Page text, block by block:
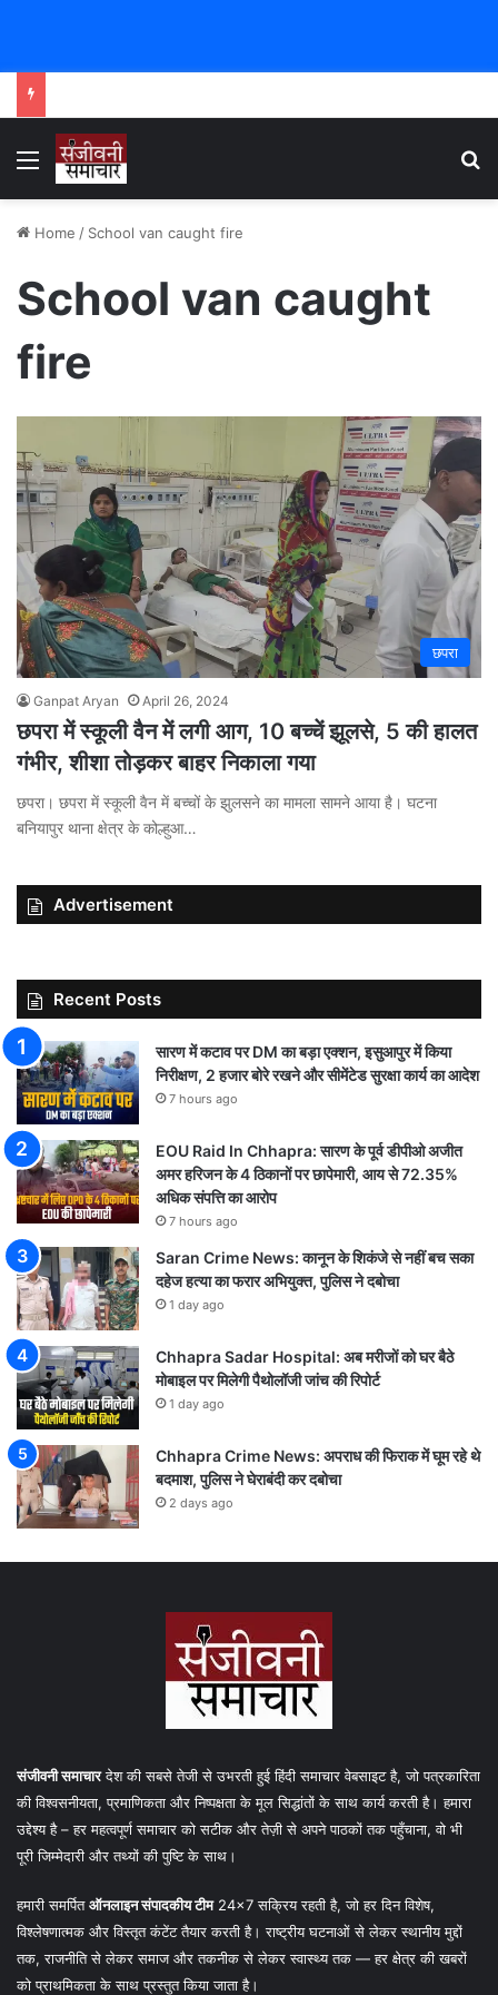
Menu
Home / School van caught fire
School van caught
fire
छपरा
Ganpat Aryan April 26, 2024
छपरा में स्कूली वैन में लगी आग, 10 बच्चें झूलसे, 5 की हालत
गंभीर, शीशा तोड़कर बाहर निकाला गया
छपरा। छपरा में स्कूली वैन में बच्चों के झुलसने का मामला सामने आया है। घटना
बनियापुर थाना क्षेत्र के कोल्हुआ…
Advertisement
Recent Posts
सारण में कटाव पर DM का बड़ा एक्शन, इसुआपुर में किया
निरीक्षण, 2 हजार बोरे रखने और सीमेंटेड सुरक्षा कार्य का आदेश
7 hours ago
EOU Raid In Chhapra: सारण के पूर्व डीपीओ अजीत
अमर हरिजन के 4 ठिकानों पर छापेमारी, आय से 72.35%
अधिक संपत्ति का आरोप
7 hours ago
Saran Crime News: कानून के शिकंजे से नहीं बच सका
दहेज हत्या का फरार अभियुक्त, पुलिस ने दबोचा
1 day ago
Chhapra Sadar Hospital: अब मरीजों को घर बैठे
मोबाइल पर मिलेगी पैथोलॉजी जांच की रिपोर्ट
1 day ago
Chhapra Crime News: अपराध की फिराक में घूम रहे थे
बदमाश, पुलिस ने घेराबंदी कर दबोचा
2 days ago
संजीवनी समाचारदेश की सबसे तेजी से उभरती हुई हिंदी समाचार वेबसाइट है, जो पत्रकारिता
की विश्वसनीयता, प्रमाणिकता और निष्पक्षता के मूल सिद्धांतों के साथ कार्य करती है। हमारा
उद्देश्य है – हर महत्वपूर्ण समाचार को सटीक और तेज़ी से अपने पाठकों तक पहुँचाना, वो भी
पूरी जिम्मेदारी और तथ्यों की पुष्टि के साथ।
हमारी समर्पितऑनलाइन संपादकीय टीम24×7 सक्रिय रहती है, जो हर दिन विशेष,
विश्लेषणात्मक और विस्तृत कंटेंट तैयार करती है। राष्ट्रीय घटनाओं से लेकर स्थानीय मुद्दों
तक, राजनीति से लेकर समाज और तकनीक से लेकर स्वास्थ्य तक — हर क्षेत्र की खबरों
को प्राथमिकता के साथ प्रस्तुत किया जाता है।